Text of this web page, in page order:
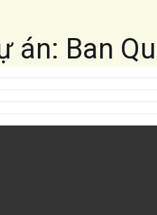
án: Ban